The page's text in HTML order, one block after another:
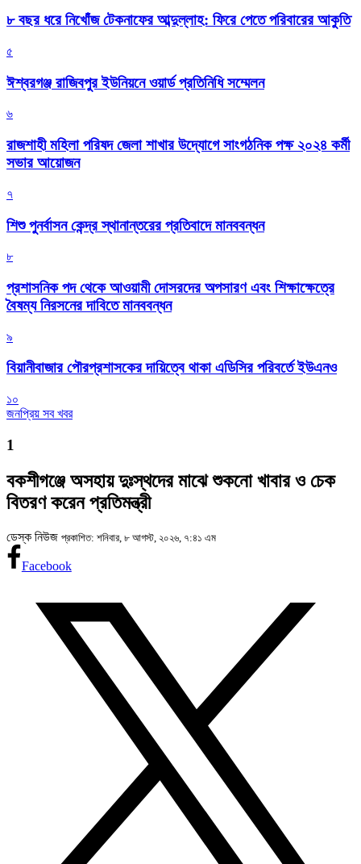
৮ বছর ধরে নিখোঁজ টেকনাফের আব্দুল্লাহ: ফিরে পেতে পরিবারের আকুতি
৫
ঈশ্বরগঞ্জ রাজিবপুর ইউনিয়নে ওয়ার্ড প্রতিনিধি সম্মেলন
৬
রাজশাহী মহিলা পরিষদ জেলা শাখার উদ্যোগে সাংগঠনিক পক্ষ ২০২৪ কর্মী
সভার আয়োজন
৭
শিশু পুনর্বাসন কেন্দ্র স্থানান্তরের প্রতিবাদে মানববন্ধন
৮
প্রশাসনিক পদ থেকে আওয়ামী দোসরদের অপসারণ এবং শিক্ষাক্ষেত্রে
বৈষম্য নিরসনের দাবিতে মানববন্ধন
৯
বিয়ানীবাজার পৌরপ্রশাসকের দায়িত্বে থাকা এডিসির পরিবর্তে ইউএনও
১০
জনপ্রিয় সব খবর
1
বকশীগঞ্জে অসহায় দুঃস্থদের মাঝে শুকনো খাবার ও চেক
বিতরণ করেন প্রতিমন্ত্রী
ডেস্ক নিউজ প্রকাশিত: শনিবার, ৮ আগস্ট, ২০২৬, ৭:৪১ এম
Facebook